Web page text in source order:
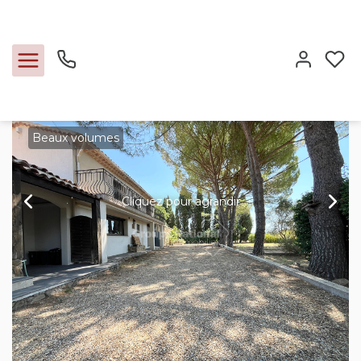
Ventes
Locations
Expertise
Nos métiers
L'agence
Vente maison 167 m², Le luc 83340 Var
Accueil
Beaux volumes
Cliquez pour agrandir